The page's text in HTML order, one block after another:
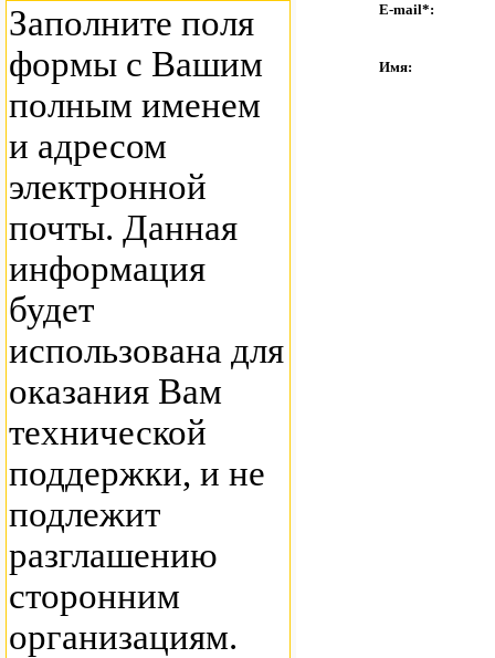
Заполните поля
формы с Вашим
полным именем
и адресом
электронной
почты. Данная
информация
будет
использована для
оказания Вам
технической
поддержки, и не
подлежит
разглашению
сторонним
организациям.
E-mail*:
Имя: